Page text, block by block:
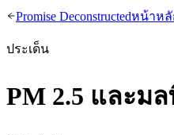
Promise Deconstructedหน้าหลั
ประเด็น
PM 2.5 และม